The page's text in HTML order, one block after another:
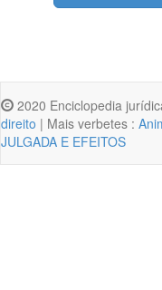
2020 Enciclopedia
direito | Mais verbetes :
JULGADA E EFEITOS